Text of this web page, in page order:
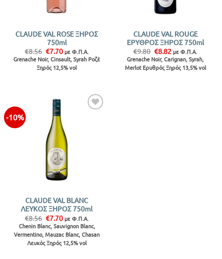
CLAUDE VAL ROSE ΞΗΡΟΣ
750ml
€8.56 Original
price
was:
€8.56.
€7.70Η
τρέχουσα
τιμή
είναι:
με Φ.Π.Α.
Grenache Noir, Cinsault, Syrah Ροζέ
Ξηρός 12,5% vol
CLAUDE VAL ROUGE
ΕΡΥΘΡΟΣ ΞΗΡΟΣ 750ml
€9.80 Original
price
was:
€9.80.
€8.82 Η
τρέχουσα
τιμή
είναι:
με Φ.Π.Α.
Grenache Noir, Carignan, Syrah,
Merlot Ερυθρός Ξηρός 13,5% vol
-10%
CLAUDE VAL BLANC
ΛΕΥΚΟΣ ΞΗΡΟΣ 750ml
€8.56 Original
price
was:
€8.56.
€7.70Η
τρέχουσα
τιμή
είναι:
€7.70.
με Φ.Π.Α.
Chenin Blanc, Sauvignon Blanc,
Vermentino, Mauzac Blanc, Chasan
Λευκός Ξηρός 12,5% vol